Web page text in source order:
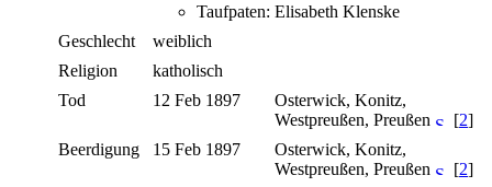
Taufpaten: Elisabeth Klenske
Geschlecht
weiblich
Religion
katholisch
Tod
12 Feb 1897
Osterwick, Konitz,
Westpreußen, Preußen
[2]
Beerdigung
15 Feb 1897
Osterwick, Konitz,
Westpreußen, Preußen
[2]